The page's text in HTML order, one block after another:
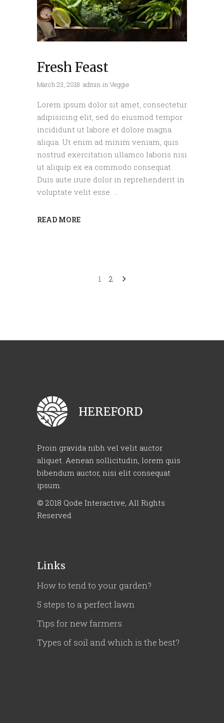
Fresh Feast
March 23, 2018 admin inVeggie
Lorem ipsum dolor sit amet, consectetur
adipisicing elit, sed do eiusmod tempor
incididunt ut labore et dolore magna
aliqua. Ut enim ad minim veniam, quis
nostrud exercitation ullamco laboris nisi
ut aliquip ex ea commodo consequat.
Duis aute irure dolor in reprehenderit in
voluptate velit esse.
READ MORE
1 2
Proin gravida nibh vel velit auctor
aliquet. Aenean sollicitudin, lorem quis
bibendum auctor, nisi elit consequat
ipsum.
© 2018 Qode Interactive, All Rights
Reserved
Links
How to tend to your garden?
5 steps to a perfect lawn
Tips for new farmers
Types of soil and which is the best?